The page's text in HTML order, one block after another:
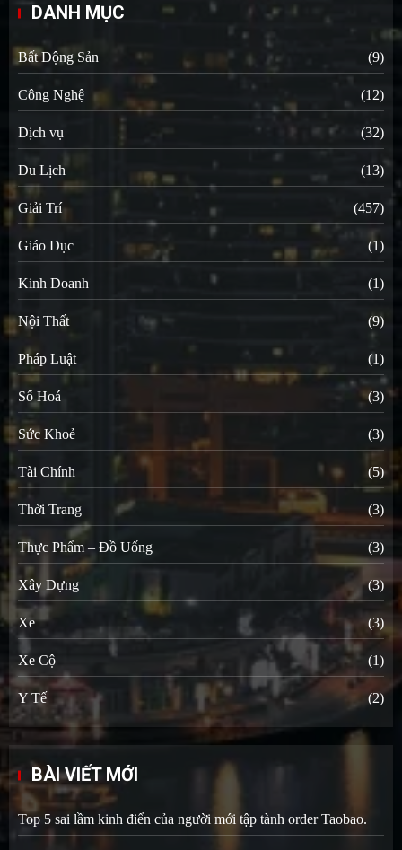
DANH MỤC
Bất Động Sản (9)
Công Nghệ (12)
Dịch vụ (32)
Du Lịch (13)
Giải Trí (457)
Giáo Dục (1)
Kinh Doanh (1)
Nội Thất (9)
Pháp Luật (1)
Số Hoá (3)
Sức Khoẻ (3)
Tài Chính (5)
Thời Trang (3)
Thực Phẩm – Đồ Uống (3)
Xây Dựng (3)
Xe (3)
Xe Cộ (1)
Y Tế (2)
BÀI VIẾT MỚI
Top 5 sai lầm kinh điển của người mới tập tành order Taobao.